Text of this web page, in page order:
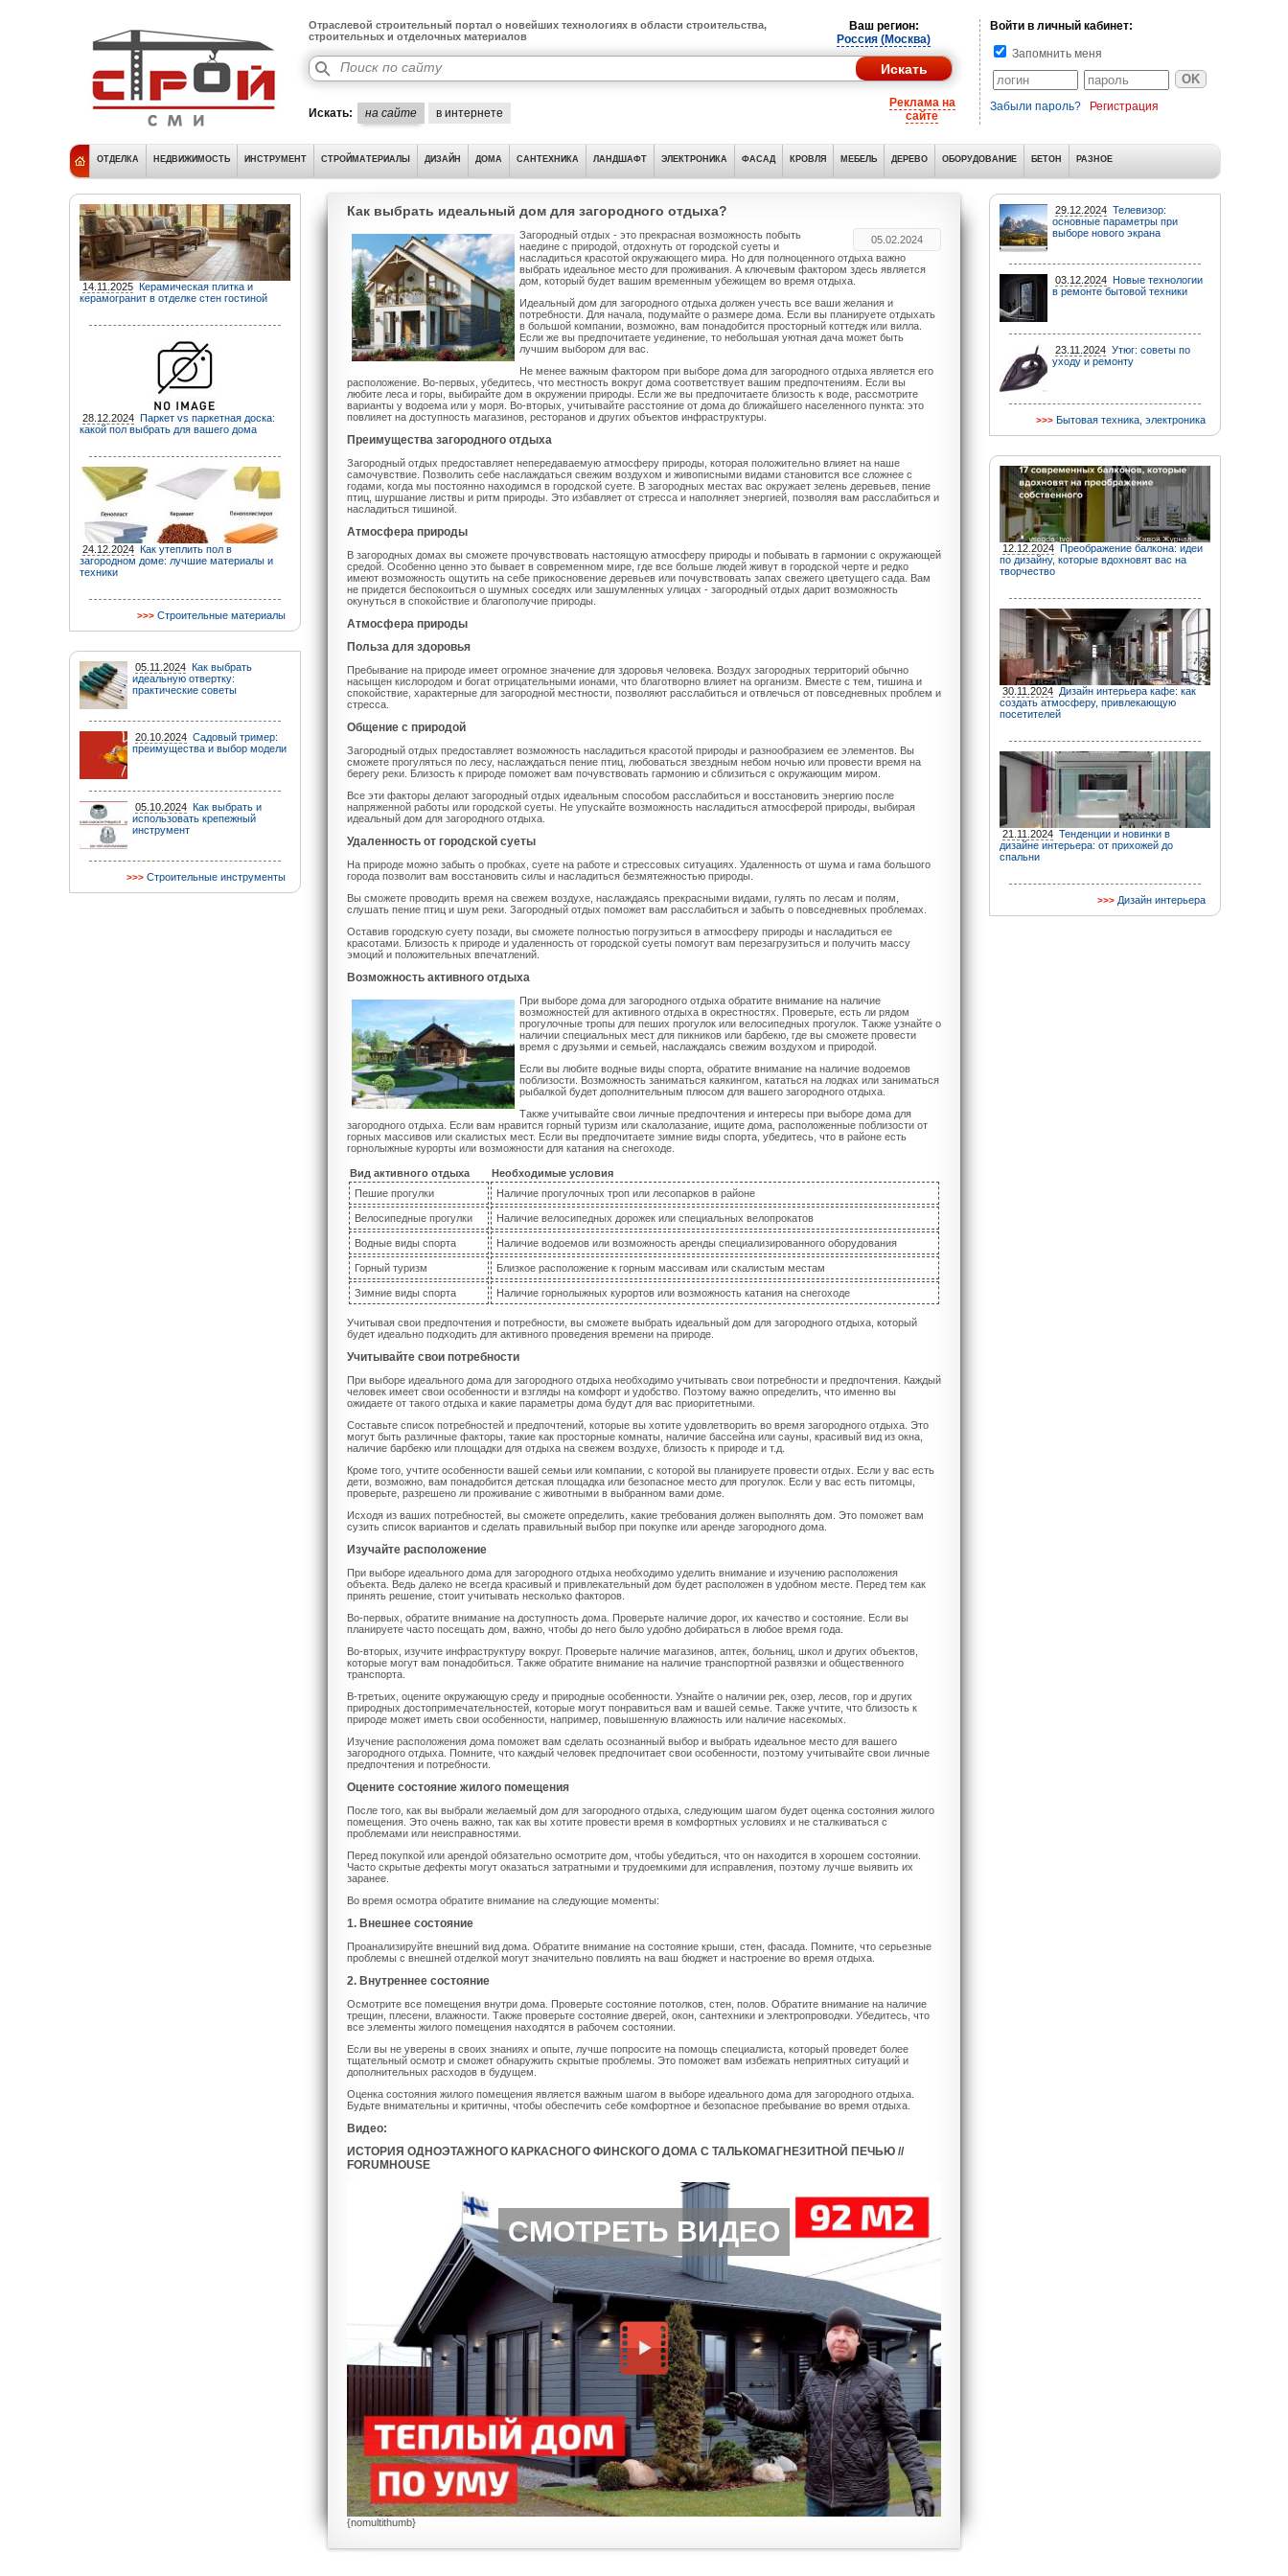
Отраслевой строительный портал о новейших технологиях в области строительства,
строительных и отделочных материалов
Ваш регион:
Россия (Москва)
Искать: на сайте в интернете
Реклама на
сайте
Войти в личный кабинет:
Запомнить меня
Забыли пароль? Регистрация
ОТДЕЛКА НЕДВИЖИМОСТЬ ИНСТРУМЕНТ СТРОЙМАТЕРИАЛЫ ДИЗАЙН ДОМА САНТЕХНИКА ЛАНДШАФТ ЭЛЕКТРОНИКА ФАСАД КРОВЛЯ МЕБЕЛЬ ДЕРЕВО ОБОРУДОВАНИЕ БЕТОН РАЗНОЕ
14.11.2025 Керамическая плитка и
керамогранит в отделке стен гостиной
28.12.2024 Паркет vs паркетная доска:
какой пол выбрать для вашего дома
24.12.2024 Как утеплить пол в
загородном доме: лучшие материалы и
техники
Строительные материалы
05.11.2024 Как выбрать
идеальную отвертку:
практические советы
20.10.2024 Садовый тример:
преимущества и выбор модели
05.10.2024 Как выбрать и
использовать крепежный
инструмент
Строительные инструменты
Как выбрать идеальный дом для загородного отдыха?
05.02.2024
Загородный отдых - это прекрасная возможность побыть
наедине с природой, отдохнуть от городской суеты и
насладиться красотой окружающего мира. Но для полноценного отдыха важно
выбрать идеальное место для проживания. А ключевым фактором здесь является
дом, который будет вашим временным убежищем во время отдыха.
Идеальный дом для загородного отдыха должен учесть все ваши желания и
потребности. Для начала, подумайте о размере дома. Если вы планируете отдыхать
в большой компании, возможно, вам понадобится просторный коттедж или вилла.
Если же вы предпочитаете уединение, то небольшая уютная дача может быть
лучшим выбором для вас.
Не менее важным фактором при выборе дома для загородного отдыха является его
расположение. Во-первых, убедитесь, что местность вокруг дома соответствует вашим предпочтениям. Если вы
любите леса и горы, выбирайте дом в окружении природы. Если же вы предпочитаете близость к воде, рассмотрите
варианты у водоема или у моря. Во-вторых, учитывайте расстояние от дома до ближайшего населенного пункта: это
повлияет на доступность магазинов, ресторанов и других объектов инфраструктуры.
Преимущества загородного отдыха
Загородный отдых предоставляет непередаваемую атмосферу природы, которая положительно влияет на наше
самочувствие. Позволить себе наслаждаться свежим воздухом и живописными видами становится все сложнее с
годами, когда мы постоянно находимся в городской суете. В загородных местах вас окружает зелень деревьев, пение
птиц, шуршание листвы и ритм природы. Это избавляет от стресса и наполняет энергией, позволяя вам расслабиться и
насладиться тишиной.
Атмосфера природы
В загородных домах вы сможете прочувствовать настоящую атмосферу природы и побывать в гармонии с окружающей
средой. Особенно ценно это бывает в современном мире, где все больше людей живут в городской черте и редко
имеют возможность ощутить на себе прикосновение деревьев или почувствовать запах свежего цветущего сада. Вам
не придется беспокоиться о шумных соседях или зашумленных улицах - загородный отдых дарит возможность
окунуться в спокойствие и благополучие природы.
Атмосфера природы
Польза для здоровья
Пребывание на природе имеет огромное значение для здоровья человека. Воздух загородных территорий обычно
насыщен кислородом и богат отрицательными ионами, что благотворно влияет на организм. Вместе с тем, тишина и
спокойствие, характерные для загородной местности, позволяют расслабиться и отвлечься от повседневных проблем и
стресса.
Общение с природой
Загородный отдых предоставляет возможность насладиться красотой природы и разнообразием ее элементов. Вы
сможете прогуляться по лесу, наслаждаться пение птиц, любоваться звездным небом ночью или провести время на
берегу реки. Близость к природе поможет вам почувствовать гармонию и сблизиться с окружающим миром.
Все эти факторы делают загородный отдых идеальным способом расслабиться и восстановить энергию после
напряженной работы или городской суеты. Не упускайте возможность насладиться атмосферой природы, выбирая
идеальный дом для загородного отдыха.
Удаленность от городской суеты
На природе можно забыть о пробках, суете на работе и стрессовых ситуациях. Удаленность от шума и гама большого
города позволит вам восстановить силы и насладиться безмятежностью природы.
Вы сможете проводить время на свежем воздухе, наслаждаясь прекрасными видами, гулять по лесам и полям,
слушать пение птиц и шум реки. Загородный отдых поможет вам расслабиться и забыть о повседневных проблемах.
Оставив городскую суету позади, вы сможете полностью погрузиться в атмосферу природы и насладиться ее
красотами. Близость к природе и удаленность от городской суеты помогут вам перезагрузиться и получить массу
эмоций и положительных впечатлений.
Возможность активного отдыха
При выборе дома для загородного отдыха обратите внимание на наличие
возможностей для активного отдыха в окрестностях. Проверьте, есть ли рядом
прогулочные тропы для пеших прогулок или велосипедных прогулок. Также узнайте о
наличии специальных мест для пикников или барбекю, где вы сможете провести
время с друзьями и семьей, наслаждаясь свежим воздухом и природой.
Если вы любите водные виды спорта, обратите внимание на наличие водоемов
поблизости. Возможность заниматься каякингом, кататься на лодках или заниматься
рыбалкой будет дополнительным плюсом для вашего загородного отдыха.
Также учитывайте свои личные предпочтения и интересы при выборе дома для
загородного отдыха. Если вам нравится горный туризм или скалолазание, ищите дома, расположенные поблизости от
горных массивов или скалистых мест. Если вы предпочитаете зимние виды спорта, убедитесь, что в районе есть
горнолыжные курорты или возможности для катания на снегоходе.
Вид активного отдыха
Необходимые условия
Пешие прогулки
Наличие прогулочных троп или лесопарков в районе
Велосипедные прогулки Наличие велосипедных дорожек или специальных велопрокатов
Водные виды спорта Наличие водоемов или возможность аренды специализированного оборудования
Горный туризм Близкое расположение к горным массивам или скалистым местам
Зимние виды спорта Наличие горнолыжных курортов или возможность катания на снегоходе
Учитывая свои предпочтения и потребности, вы сможете выбрать идеальный дом для загородного отдыха, который
будет идеально подходить для активного проведения времени на природе.
Учитывайте свои потребности
При выборе идеального дома для загородного отдыха необходимо учитывать свои потребности и предпочтения. Каждый
человек имеет свои особенности и взгляды на комфорт и удобство. Поэтому важно определить, что именно вы
ожидаете от такого отдыха и какие параметры дома будут для вас приоритетными.
Составьте список потребностей и предпочтений, которые вы хотите удовлетворить во время загородного отдыха. Это
могут быть различные факторы, такие как просторные комнаты, наличие бассейна или сауны, красивый вид из окна,
наличие барбекю или площадки для отдыха на свежем воздухе, близость к природе и т.д.
Кроме того, учтите особенности вашей семьи или компании, с которой вы планируете провести отдых. Если у вас есть
дети, возможно, вам понадобится детская площадка или безопасное место для прогулок. Если у вас есть питомцы,
проверьте, разрешено ли проживание с животными в выбранном вами доме.
Исходя из ваших потребностей, вы сможете определить, какие требования должен выполнять дом. Это поможет вам
сузить список вариантов и сделать правильный выбор при покупке или аренде загородного дома.
Изучайте расположение
При выборе идеального дома для загородного отдыха необходимо уделить внимание и изучению расположения
объекта. Ведь далеко не всегда красивый и привлекательный дом будет расположен в удобном месте. Перед тем как
принять решение, стоит учитывать несколько факторов.
Во-первых, обратите внимание на доступность дома. Проверьте наличие дорог, их качество и состояние. Если вы
планируете часто посещать дом, важно, чтобы до него было удобно добираться в любое время года.
Во-вторых, изучите инфраструктуру вокруг. Проверьте наличие магазинов, аптек, больниц, школ и других объектов,
которые могут вам понадобиться. Также обратите внимание на наличие транспортной развязки и общественного
транспорта.
В-третьих, оцените окружающую среду и природные особенности. Узнайте о наличии рек, озер, лесов, гор и других
природных достопримечательностей, которые могут понравиться вам и вашей семье. Также учтите, что близость к
природе может иметь свои особенности, например, повышенную влажность или наличие насекомых.
Изучение расположения дома поможет вам сделать осознанный выбор и выбрать идеальное место для вашего
загородного отдыха. Помните, что каждый человек предпочитает свои особенности, поэтому учитывайте свои личные
предпочтения и потребности.
Оцените состояние жилого помещения
После того, как вы выбрали желаемый дом для загородного отдыха, следующим шагом будет оценка состояния жилого
помещения. Это очень важно, так как вы хотите провести время в комфортных условиях и не сталкиваться с
проблемами или неисправностями.
Перед покупкой или арендой обязательно осмотрите дом, чтобы убедиться, что он находится в хорошем состоянии.
Часто скрытые дефекты могут оказаться затратными и трудоемкими для исправления, поэтому лучше выявить их
заранее.
Во время осмотра обратите внимание на следующие моменты:
1. Внешнее состояние
Проанализируйте внешний вид дома. Обратите внимание на состояние крыши, стен, фасада. Помните, что серьезные
проблемы с внешней отделкой могут значительно повлиять на ваш бюджет и настроение во время отдыха.
2. Внутреннее состояние
Осмотрите все помещения внутри дома. Проверьте состояние потолков, стен, полов. Обратите внимание на наличие
трещин, плесени, влажности. Также проверьте состояние дверей, окон, сантехники и электропроводки. Убедитесь, что
все элементы жилого помещения находятся в рабочем состоянии.
Если вы не уверены в своих знаниях и опыте, лучше попросите на помощь специалиста, который проведет более
тщательный осмотр и сможет обнаружить скрытые проблемы. Это поможет вам избежать неприятных ситуаций и
дополнительных расходов в будущем.
Оценка состояния жилого помещения является важным шагом в выборе идеального дома для загородного отдыха.
Будьте внимательны и критичны, чтобы обеспечить себе комфортное и безопасное пребывание во время отдыха.
Видео:
ИСТОРИЯ ОДНОЭТАЖНОГО КАРКАСНОГО ФИНСКОГО ДОМА С ТАЛЬКОМАГНЕЗИТНОЙ ПЕЧЬЮ //
FORUMHOUSE
СМОТРЕТЬ ВИДЕО
{nomultithumb}
29.12.2024 Телевизор:
основные параметры при
выборе нового экрана
03.12.2024 Новые технологии
в ремонте бытовой техники
23.11.2024 Утюг: советы по
уходу и ремонту
Бытовая техника, электроника
12.12.2024 Преображение балкона: идеи
по дизайну, которые вдохновят вас на
творчество
30.11.2024 Дизайн интерьера кафе: как
создать атмосферу, привлекающую
посетителей
21.11.2024 Тенденции и новинки в
дизайне интерьера: от прихожей до
спальни
Дизайн интерьера